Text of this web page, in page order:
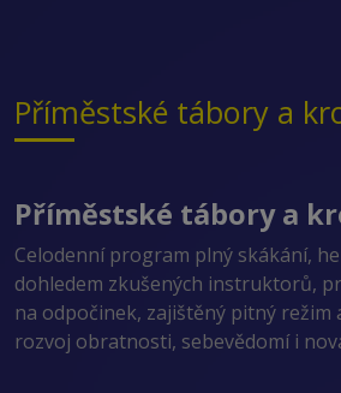
Příměstské tábory a
Příměstské tábory a
Celodenní program plný skákání,
dohledem zkušených instruktorů,
na odpočinek, zajištěný pitný režim
rozvoj obratnosti, sebevědomí i